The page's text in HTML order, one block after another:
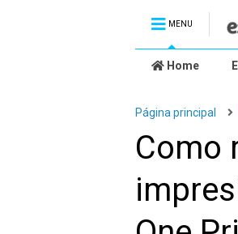
MENU
Home
Página principal
Como